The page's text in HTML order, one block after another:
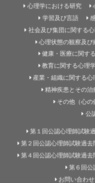
心理学における研究
学習及び言語
社会及び集団に関する
心理状態の観察及び
健康・医療に関す
教育に関する心理
産業・組織に関する心
精神疾患とその治
その他（心の
公
第１回公認心理師試験
第２回公認心理師試験過去
第４回公認心理師試験過去
第６回公
お問い合わ